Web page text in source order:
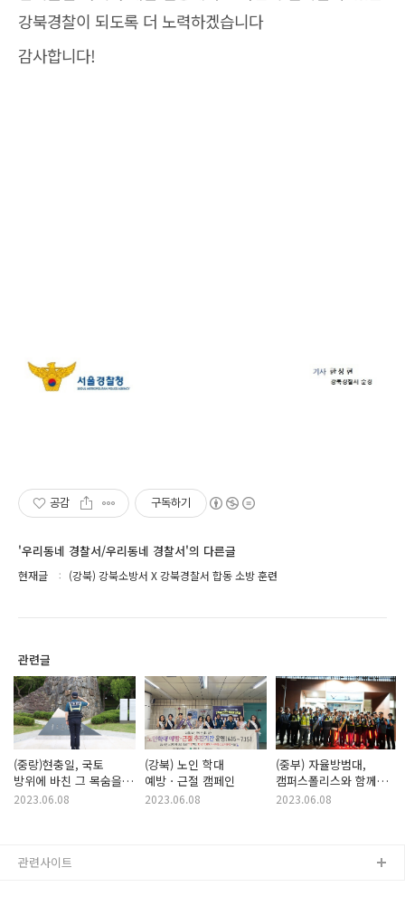
강북경찰이 되도록 더 노력하겠습니다
감사합니다!
공감 구독하기
'우리동네 경찰서/우리동네 경찰서'의 다른글
현재글 (강북) 강북소방서 X 강북경찰서 합동 소방 훈련
관련글
(중랑)현충일, 국토
방위에 바친 그 목숨을
기억합니다.
2023.06.08
(강북) 노인 학대
예방ㆍ근절 캠페인
2023.06.08
(중부) 자율방범대,
캠퍼스폴리스와 함께한
동국대학교 축제기간
2023.06.08
관련사이트